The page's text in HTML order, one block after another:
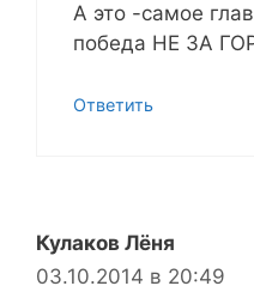
А это -самое
победа НЕ ЗА
Ответить
Кулаков Лёня
03.10.2014 в 20:49